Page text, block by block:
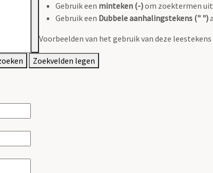
Gebruik een minteken (-)om zoektermen
Gebruik een Dubbele aanhalingstekens (" ")
Voorbeelden van het gebruik van deze
Zoekvelden legen